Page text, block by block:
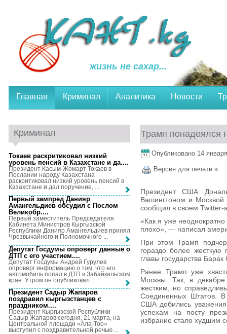
жизнь не сахар...
Главная Криминал Аналитика Новости
Трамп понадеялся
Опубликовано 14
Версия для печати »
Президент США
Вашингтоном и
сообщил в своем Twitter-
«Как я уже
плохо», — написал
При этом Трамп
гораздо более
главы государства
Ранее Трамп уже
Москвы. Так, в
жестким, но
Соединенных Штатов. В
США добились уважения
успехам на посту
избрание стало худшим
Криминал
Токаев раскритиковал низкий
уровень пенсий в Казахстане и да....
Президент Касым-Жомарт Токаев в
Послании народу Казахстана
раскритиковал низкий уровень пенсий в
Казахстане и дал поручение, ...
Первый зампред Данияр
Амангельдиев обсудил с Послом
Великобр....
Первый заместитель Председателя
Кабинета Министров Кыргызской
Республики Данияр Амангельдиев принял
Чрезвычайного и Полномочного ...
Депутат Госдумы опроверг данные о
ДТП с его участием....
Депутат Госдумы Андрей Гурулев
опроверг информацию о том, что его
автомобиль попал в ДТП в Забайкальском
крае. Утром он опубликовал ...
Президент Садыр Жапаров
поздравил кыргызстанцев с
праздником....
Президент Кыргызской Республики
Садыр Жапаров сегодня, 21 марта, на
Центральной площади «Ала-Тоо»
выступил с поздравительной речью ...